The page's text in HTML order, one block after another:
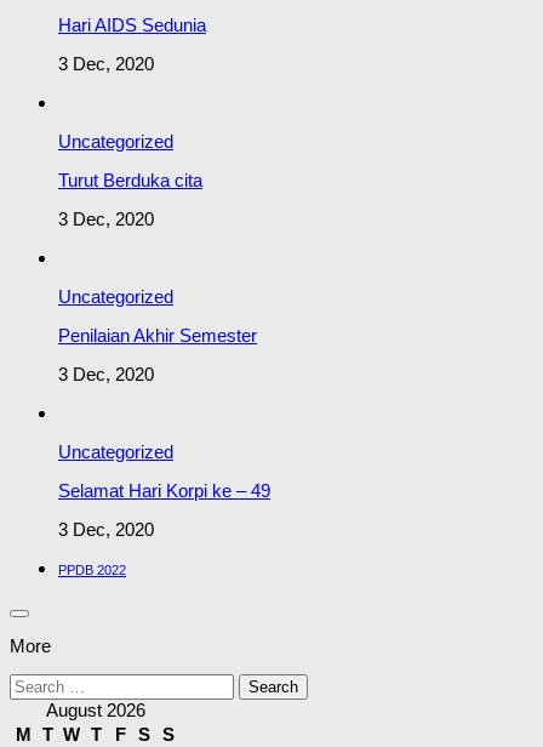
Hari AIDS Sedunia
3 Dec, 2020
Uncategorized
Turut Berduka cita
3 Dec, 2020
Uncategorized
Penilaian Akhir Semester
3 Dec, 2020
Uncategorized
Selamat Hari Korpi ke – 49
3 Dec, 2020
PPDB 2022
More
Search
for: August 2026
M T W T F S S